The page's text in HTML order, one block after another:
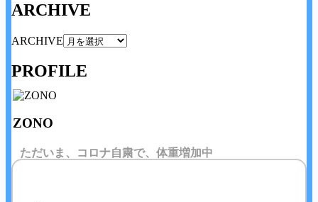
ARCHIVE
ARCHIVE
PROFILE
ZONO
ただいま、コロナ自粛で、体重増加中